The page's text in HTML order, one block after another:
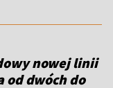
nowej linii
od dwóch do